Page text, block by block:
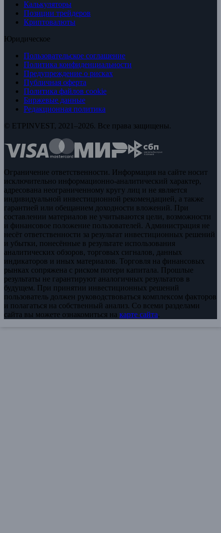
Калькуляторы
Позиции трейдеров
Криптовалюты
Юридическое
Пользовательское соглашение
Политика конфиденциальности
Предупреждение о рисках
Публичная оферта
Политика файлов cookie
Биржевые данные
Редакционная политика
© ETPINVEST, 2021–2026. Все права защищены.
Ограничение ответственности. Информация на сайте носит
исключительно информационно-аналитический характер,
адресована неограниченному кругу лиц и не является
индивидуальной инвестиционной рекомендацией, а также
гарантией или обещанием доходности вложений. При
составлении материалов не учитываются цели, возможности
и финансовое положение пользователей. Администрация не
несёт ответственности за результат инвестиционных решений
и убытки, понесённые в результате использования
аналитических обзоров, торговых сигналов, данных
индикаторов и иных материалов. Торговля на финансовых
рынках сопряжена с риском потери капитала. Прошлые
результаты не гарантируют аналогичных результатов в
будущем. При принятии инвестиционных решений
пользователь должен руководствоваться комплексом факторов
и полагаться на собственный анализ. Со всеми разделами
сайта вы можете ознакомиться на карте сайта.